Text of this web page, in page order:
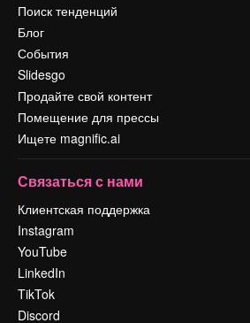
Поиск тенденций
Блог
События
Slidesgo
Продайте свой контент
Помещение для прессы
Ищете magnific.ai
Связаться с нами
Клиентская поддержка
Instagram
YouTube
LinkedIn
TikTok
Discord